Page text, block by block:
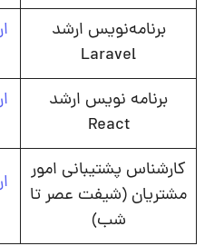
برنامه‌نویس ارشد
Laravel
برنامه نویس ارشد
React
کارشناس پشتیبانی امور
مشتریان (شیفت عصر تا
شب)